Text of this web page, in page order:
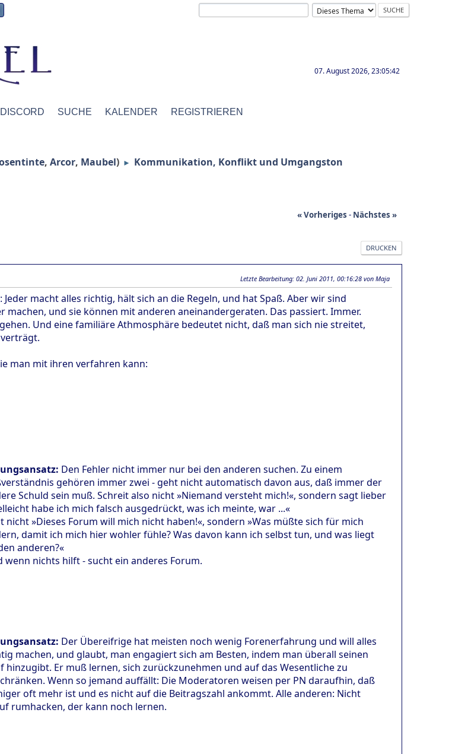
07. August 2026, 23:05:42
DISCORD SUCHE KALENDER REGISTRIEREN
, Arcor, Maubel) ► Kommunikation, Konflikt und Umgangston
« Vorheriges - Nächstes »
DRUCKEN
Letzte Bearbeitung: 02. Juni 2011, 00:16:28 von Maja
macht alles richtig, hält sich an die Regeln, und hat Spaß. Aber wir sind
machen, und sie können mit anderen aneinandergeraten. Das passiert. Immer.
Und eine familiäre Athmosphäre bedeutet nicht, daß man sich nie streitet,
man mit ihren verfahren kann:
Den Fehler nicht immer nur bei den anderen suchen. Zu einem
gehören immer zwei - geht nicht automatisch davon aus, daß immer der
Schuld sein muß. Schreit also nicht »Niemand versteht mich!«, sondern sagt lieber
habe ich mich falsch ausgedrückt, was ich meinte, war ...«
nicht »Dieses Forum will mich nicht haben!«, sondern »Was müßte sich für mich
damit ich mich hier wohler fühle? Was davon kann ich selbst tun, und was liegt
anderen?«
wenn nichts hilft - sucht ein anderes Forum.
Der Übereifrige hat meisten noch wenig Forenerfahrung und will alles
machen, und glaubt, man engagiert sich am Besten, indem man überall seinen
hinzugibt. Er muß lernen, sich zurückzunehmen und auf das Wesentliche zu
Wenn so jemand auffällt: Die Moderatoren weisen per PN daraufhin, daß
oft mehr ist und es nicht auf die Beitragszahl ankommt. Alle anderen: Nicht
rumhacken, der kann noch lernen.